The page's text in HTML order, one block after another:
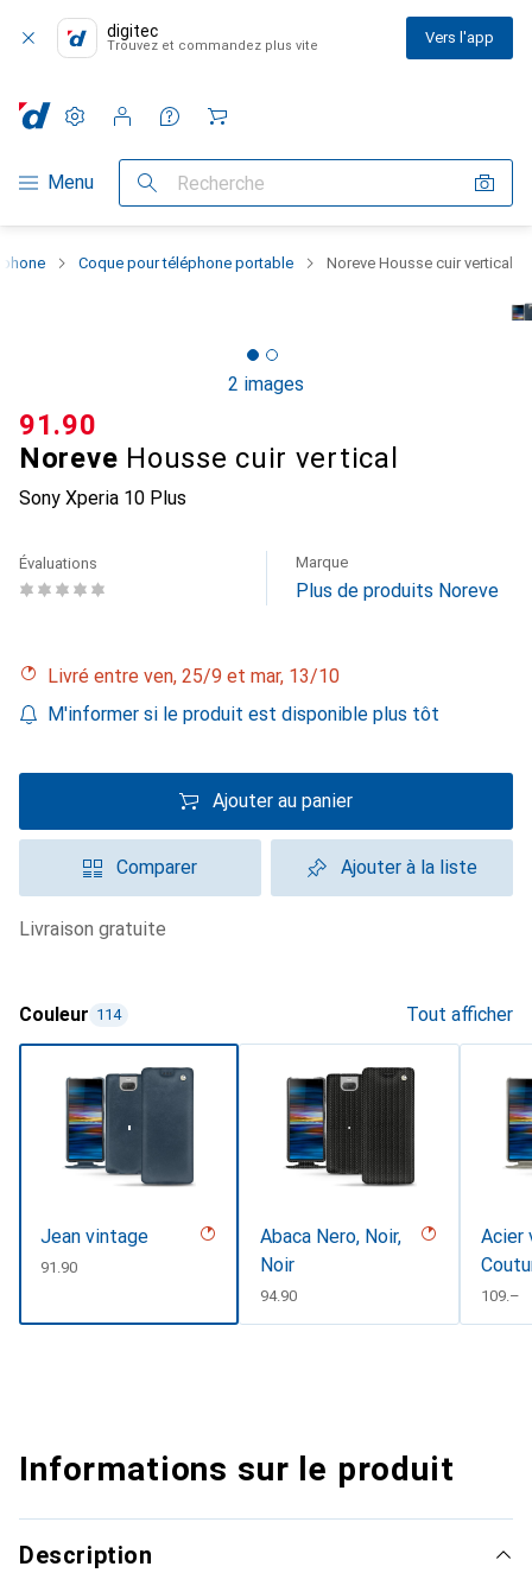
digitec
Trouvez et commandez plus vite Vers l'app
Navigation par catégorie
Menu Recherche
Paramètres
Compte client
Listes de comparaison
Listes d'envies
Panier
Coque pour téléphone portable Noreve Housse cuir vertical
2 images
Noreve Housse cuir vertical
Sony Xperia 10 Plus
CHF
91.90
Évaluations Marque
Plus de produits Noreve
Livré entre ven, 25/9 et mar, 13/10
M'informer si le produit est disponible plus tôt
Ajouter au panier
Comparer Ajouter à la liste
livraison gratuite
Couleur 114 Tout afficher
Jean vintage
CHF
91.90
Abaca Nero, Noir,
Noir
CHF
94.90
Acier
CHF
109.–
Informations sur le produit
Description